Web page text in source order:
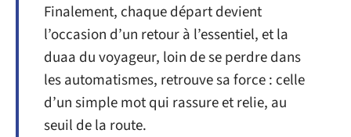
Finalement, chaque départ devient
l’occasion d’un retour à l’essentiel, et la
duaa du voyageur, loin de se perdre dans
les automatismes, retrouve sa force : celle
d’un simple mot qui rassure et relie, au
seuil de la route.